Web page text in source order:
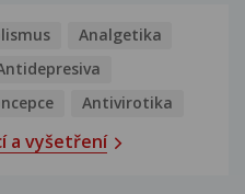
Analgetika
Antivirotika
a vyšetření